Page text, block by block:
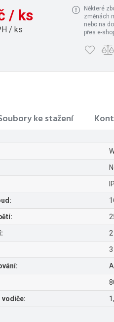
/ ks
/ ks
Některé
změnách
nebo na
přes e-
ke stažení
2
3
vodiče: